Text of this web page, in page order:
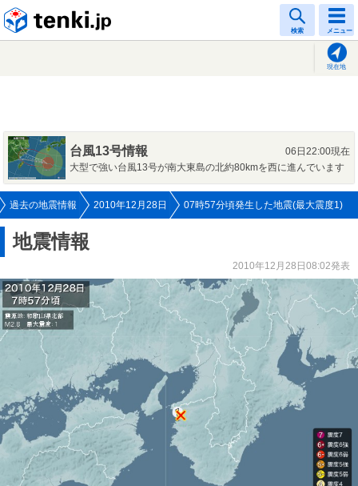
検索 メニュー
現在地
台風13号情報
06日22:00現在
大型で強い台風13号が南大東島の北約80kmを西に進んでいます
過去の地震情報 2010年12月28日 07時57分頃発生した地震(最大震度1)
地震情報
2010年12月28日08:02発表